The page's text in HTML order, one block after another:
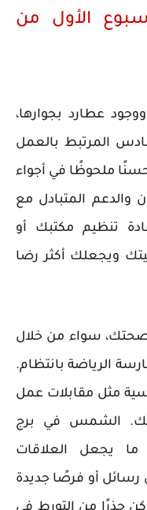
الأول من
عطارد بجوارها،
المرتبط بالعمل
ملحوظًا في أجواء
والدعم المتبادل مع
تنظيم مكتبك أو
ويجعلك أكثر رضا
سواء من خلال
الرياضة بانتظام.
مثل مقابلات عمل
الشمس في برج
ما يجعل العلاقات
رسائل أو فرصًا جديدة